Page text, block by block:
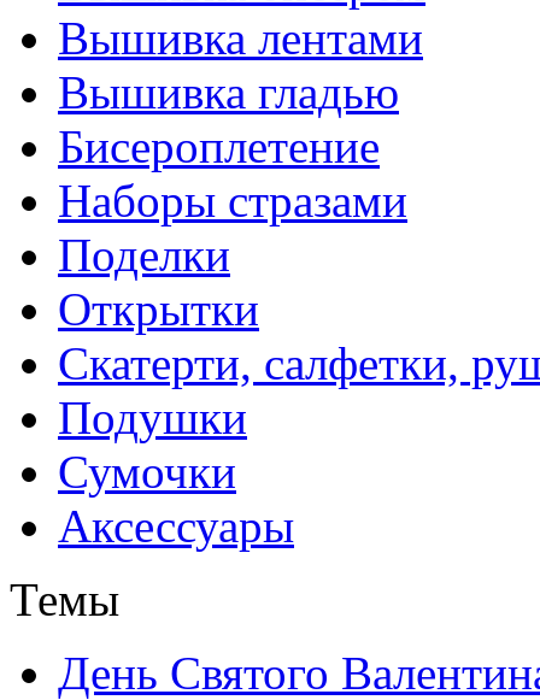
Вышивка лентами
Вышивка гладью
Бисероплетение
Наборы стразами
Поделки
Открытки
Скатерти, салфетки,
Подушки
Сумочки
Аксессуары
Темы
День Святого